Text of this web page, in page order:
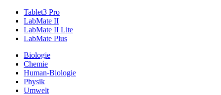
Tablet3 Pro
LabMate II
LabMate II Lite
LabMate Plus
Biologie
Chemie
Human-Biologie
Physik
Umwelt